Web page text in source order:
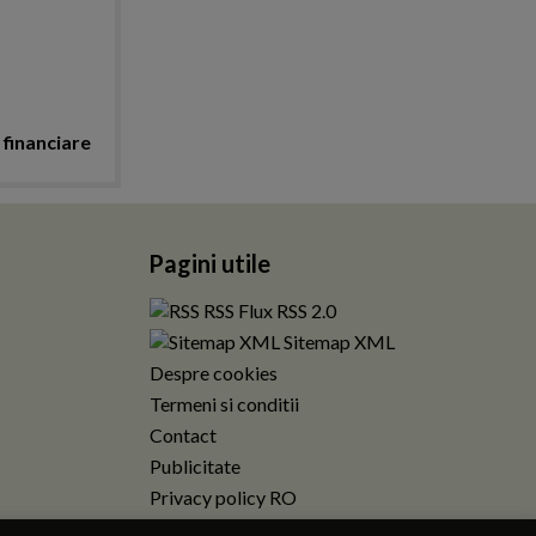
Pagini utile
RSS Flux RSS 2.0
Sitemap XML
Despre cookies
Termeni si conditii
Contact
Publicitate
Privacy policy RO